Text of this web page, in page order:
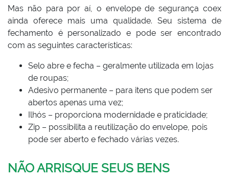
Mas não para por aí, o envelope de segurança coex
ainda oferece mais uma qualidade. Seu sistema de
fechamento é personalizado e pode ser encontrado
com as seguintes características:
Selo abre e fecha – geralmente utilizada em lojas
de roupas;
Adesivo permanente – para itens que podem ser
abertos apenas uma vez;
Ilhós – proporciona modernidade e praticidade;
Zip – possibilita a reutilização do envelope, pois
pode ser aberto e fechado várias vezes.
NÃO ARRISQUE SEUS BENS